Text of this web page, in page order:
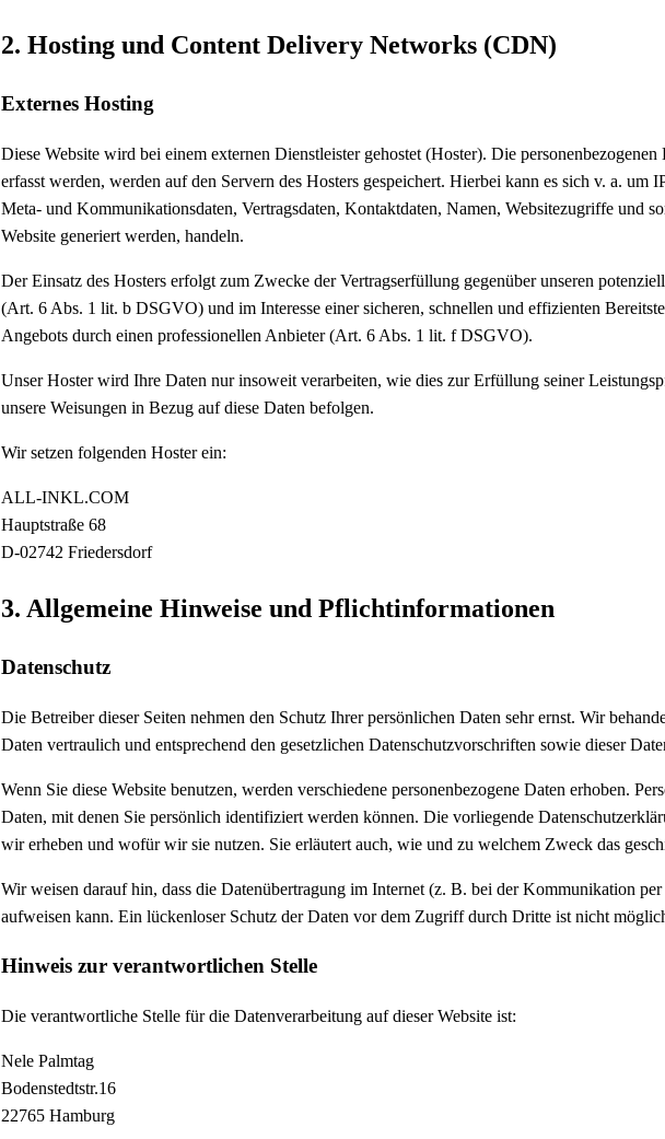
2. Hosting und Content Delivery Networks (CDN)
Externes Hosting
Diese Website wird bei einem externen Dienstleister gehostet (Hoster). Die personenbezogenen
erfasst werden, werden auf den Servern des Hosters gespeichert. Hierbei kann es sich v. a. um
Meta- und Kommunikationsdaten, Vertragsdaten, Kontaktdaten, Namen, Websitezugriffe und
Website generiert werden, handeln.
Der Einsatz des Hosters erfolgt zum Zwecke der Vertragserfüllung gegenüber unseren
(Art. 6 Abs. 1 lit. b DSGVO) und im Interesse einer sicheren, schnellen und effizienten
Angebots durch einen professionellen Anbieter (Art. 6 Abs. 1 lit. f DSGVO).
Unser Hoster wird Ihre Daten nur insoweit verarbeiten, wie dies zur Erfüllung seiner
unsere Weisungen in Bezug auf diese Daten befolgen.
Wir setzen folgenden Hoster ein:
ALL-INKL.COM
Hauptstraße 68
D-02742 Friedersdorf
3. Allgemeine Hinweise und Pflicht­informationen
Datenschutz
Die Betreiber dieser Seiten nehmen den Schutz Ihrer persönlichen Daten sehr ernst. Wir
Daten vertraulich und entsprechend den gesetzlichen Datenschutzvorschriften sowie dieser
Wenn Sie diese Website benutzen, werden verschiedene personenbezogene Daten erhoben.
Daten, mit denen Sie persönlich identifiziert werden können. Die vorliegende
wir erheben und wofür wir sie nutzen. Sie erläutert auch, wie und zu welchem Zweck das
Wir weisen darauf hin, dass die Datenübertragung im Internet (z. B. bei der Kommunikation
aufweisen kann. Ein lückenloser Schutz der Daten vor dem Zugriff durch Dritte ist nicht
Hinweis zur verantwortlichen Stelle
Die verantwortliche Stelle für die Datenverarbeitung auf dieser Website ist:
Nele Palmtag
Bodenstedtstr.16
22765 Hamburg